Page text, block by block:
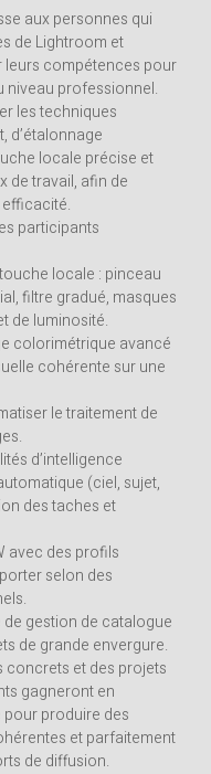
aux personnes qui
de Lightroom et
compétences pour
niveau professionnel.
les techniques
d’étalonnage
locale précise et
de travail, afin de
participants
locale : pinceau
filtre gradué, masques
de luminosité.
colorimétrique avancé
cohérente sur une
le traitement de
d’intelligence
(ciel, sujet,
des taches et
avec des profils
selon des
de gestion de catalogue
de grande envergure.
concrets et des projets
gagneront en
produire des
et parfaitement
de diffusion.